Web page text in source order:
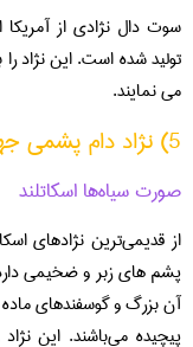
سوت دال نژادی از
تولید شده است. این نژاد
می نمایند.
5) نژاد دام پشمی جهت قالی بافی
صورت سیاه‌ها اسکاتلند
از قدیمی‌ترین نژادهای
پشم های زبر و ضخیمی
آن بزرگ و گوسفندهای
پیچیده می‌باشند. این